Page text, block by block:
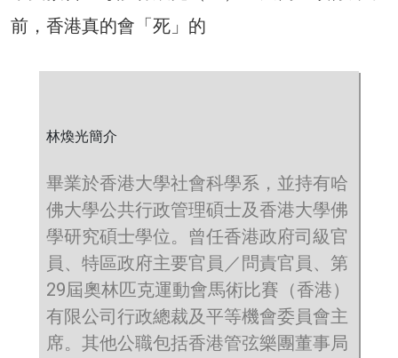
前，香港真的會「死」的
林煥光簡介
畢業於香港大學社會科學系，並持有哈
佛大學公共行政管理碩士及香港大學佛
學研究碩士學位。曾任香港政府司級官
員、特區政府主要官員／問責官員、第
29屆奧林匹克運動會馬術比賽（香港）
有限公司行政總裁及平等機會委員會主
席。其他公職包括香港管弦樂團董事局